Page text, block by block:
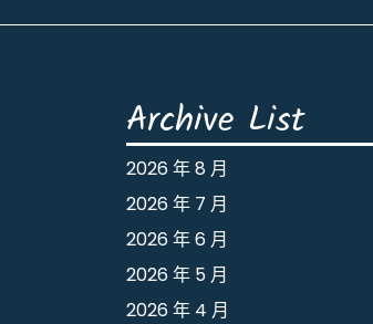
Archive List
2026 年 8 月
2026 年 7 月
2026 年 6 月
2026 年 5 月
2026 年 4 月